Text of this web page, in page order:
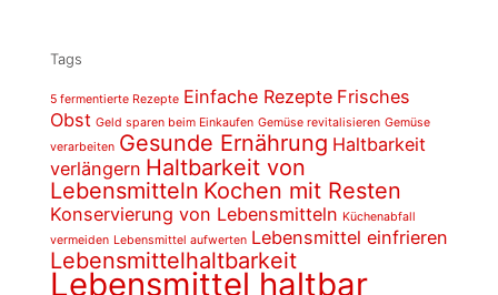
Tags
5 fermentierte Rezepte Einfache Rezepte Frisches
Obst Geld sparen beim Einkaufen Gemüse revitalisieren Gemüse
verarbeiten Gesunde Ernährung Haltbarkeit
verlängern Haltbarkeit von
Lebensmitteln Kochen mit Resten
Konservierung von Lebensmitteln Küchenabfall
vermeiden Lebensmittel aufwerten Lebensmittel einfrieren
Lebensmittelhaltbarkeit
Lebensmittel haltbar